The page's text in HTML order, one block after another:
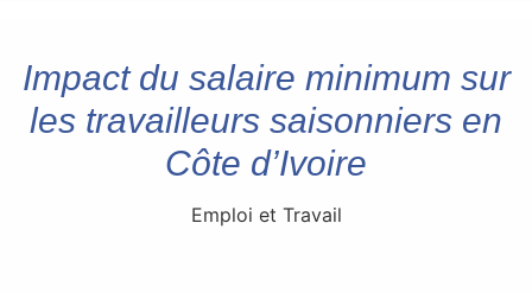
Impact du salaire minimum sur
les travailleurs saisonniers en
Côte d’Ivoire
Emploi et Travail